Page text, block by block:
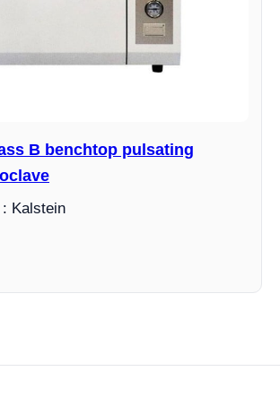
B benchtop pulsating
Kalstein